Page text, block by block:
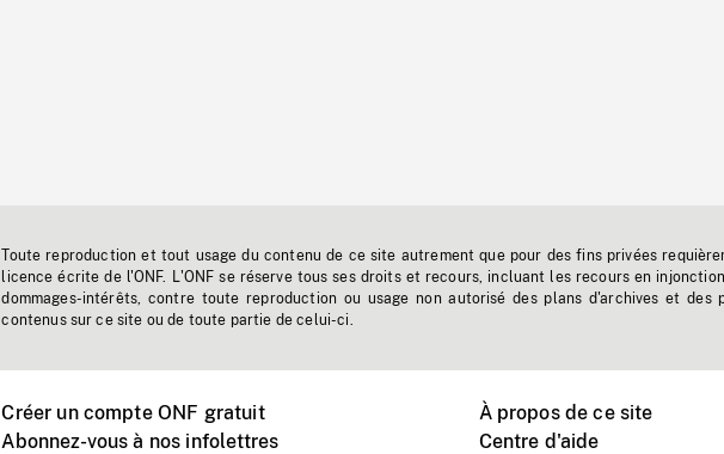
Toute reproduction et tout usage du contenu de ce site autrement que pour des fins privées
licence écrite de l'ONF. L'ONF se réserve tous ses droits et recours, incluant les recours en
dommages-intérêts, contre toute reproduction ou usage non autorisé des plans d'archives et des
contenus sur ce site ou de toute partie de celui-ci.
Créer un compte ONF gratuit
Abonnez-vous à nos infolettres
À propos de ce site
Centre d'aide